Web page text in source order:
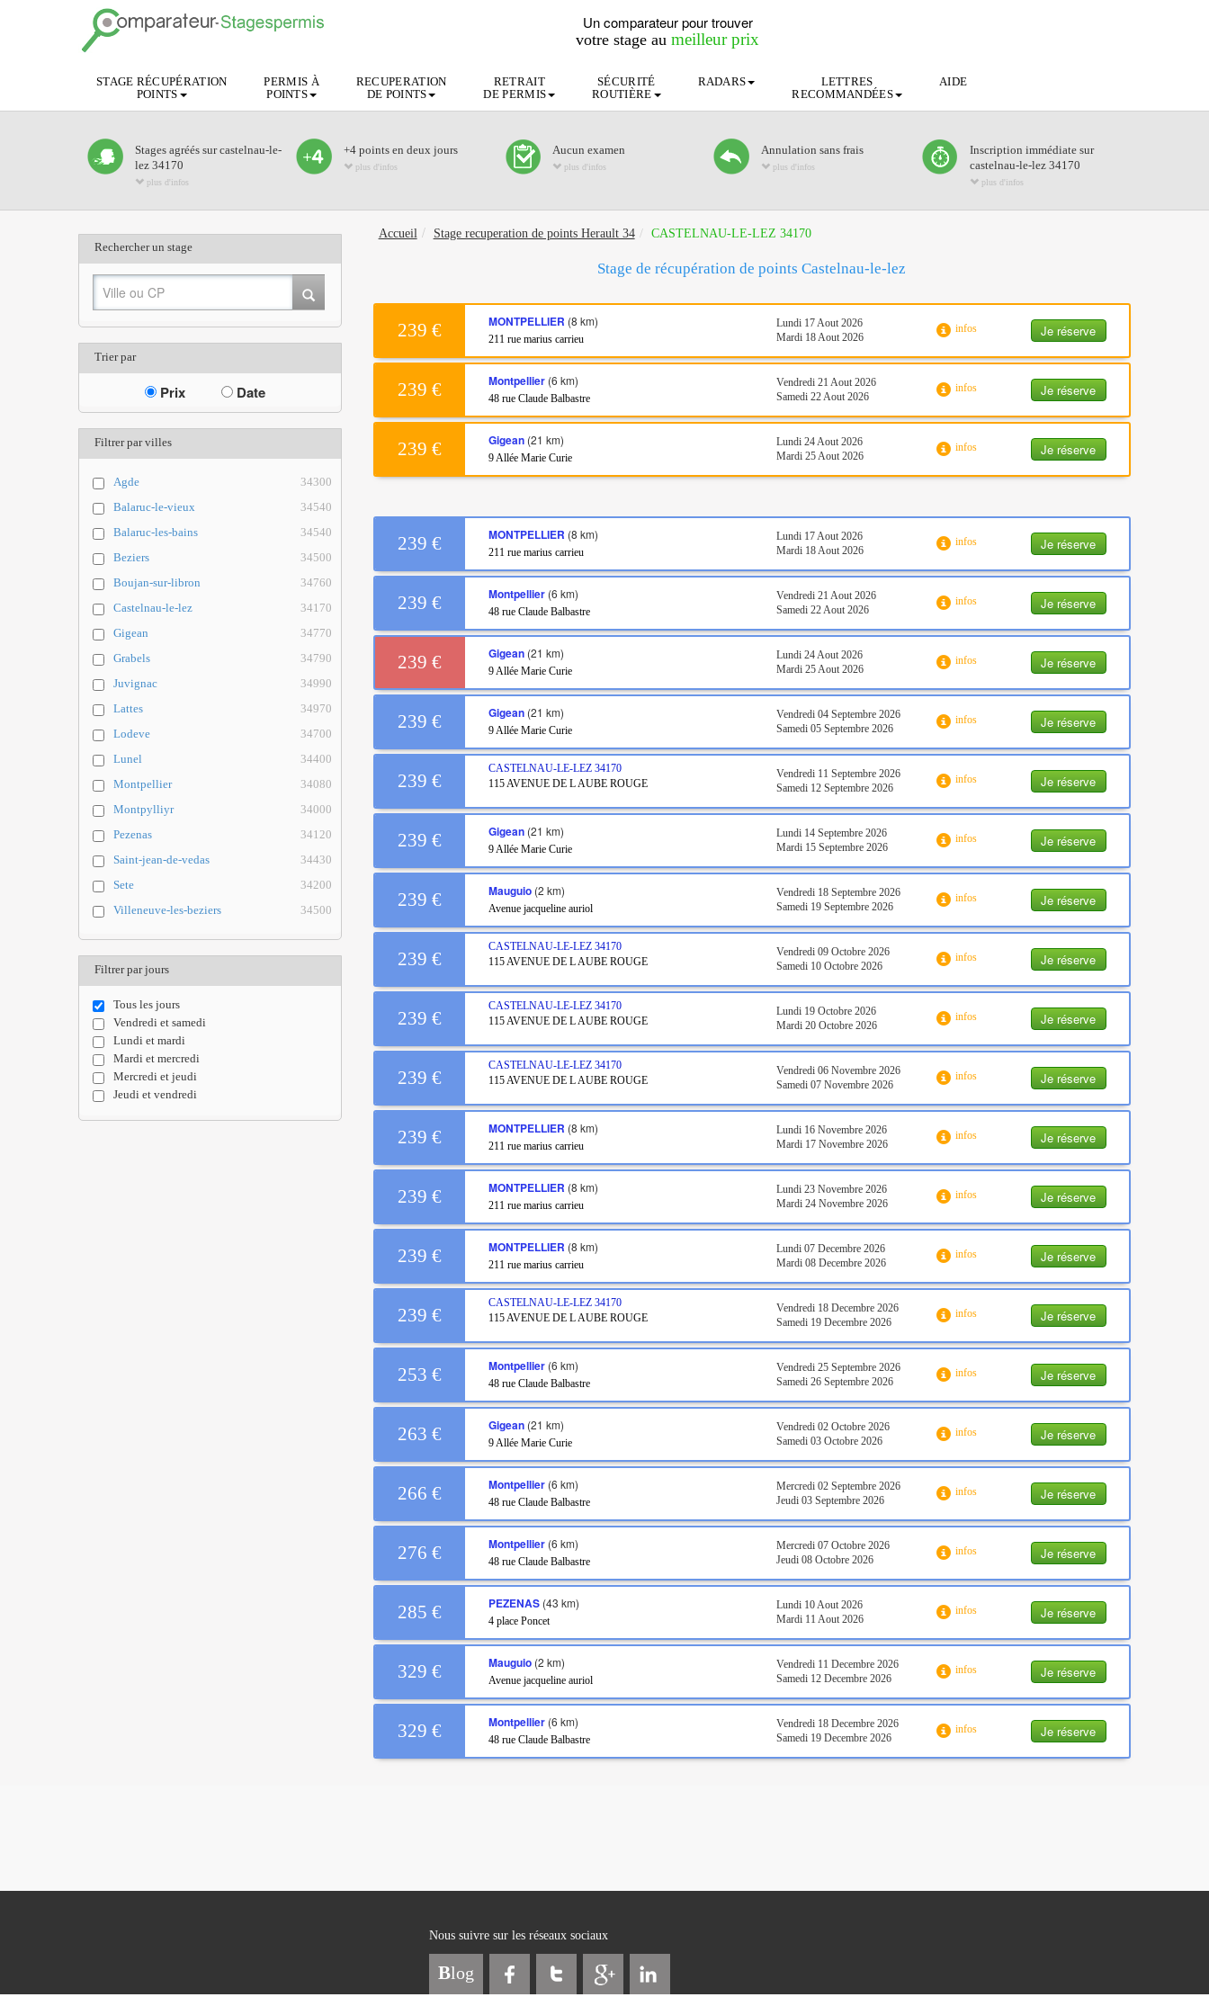
Un comparateur pour trouver
votre stage aumeilleur prix
STAGE RÉCUPÉRATION
POINTS
PERMIS À
POINTS
RECUPERATION
DE POINTS
RETRAIT
DE PERMIS
SÉCURITÉ
ROUTIÈRE
RADARS
LETTRES
RECOMMANDÉES
AIDE
Stages agréés sur castelnau-le-
lez 34170
plus d'infos
+4 points en deux jours
plus d'infos
Aucun examen
plus d'infos
Annulation sans frais
plus d'infos
Inscription immédiate sur
castelnau-le-lez 34170
plus d'infos
Rechercher un stage
Trier par
Prix Date
Filtrer par villes
Agde
34300
Balaruc-le-vieux
34540
Balaruc-les-bains
34540
Beziers
34500
Boujan-sur-libron
34760
Castelnau-le-lez
34170
Gigean
34770
Grabels
34790
Juvignac
34990
Lattes
34970
Lodeve
34700
Lunel
34400
Montpellier
34080
Montpylliyr
34000
Pezenas
34120
Saint-jean-de-vedas
34430
Sete
34200
Villeneuve-les-beziers
34500
Filtrer par jours
Tous les jours
Vendredi et samedi
Lundi et mardi
Mardi et mercredi
Mercredi et jeudi
Jeudi et vendredi
Accueil Stage recuperation de points Herault 34 CASTELNAU-LE-LEZ 34170
Stage de récupération de points Castelnau-le-lez
Je réserve
239 € MONTPELLIER (8 km)
211 rue marius carrieu
Lundi 17 Aout 2026
Mardi 18 Aout 2026
infos
Je réserve
239 € Montpellier(6 km)
48 rue Claude Balbastre
Vendredi 21 Aout 2026
Samedi 22 Aout 2026
infos
Je réserve
239 € Gigean(21 km)
9 Allée Marie Curie
Lundi 24 Aout 2026
Mardi 25 Aout 2026
infos
Je réserve
239 € MONTPELLIER (8 km)
211 rue marius carrieu
Lundi 17 Aout 2026
Mardi 18 Aout 2026
infos
Je réserve
239 € Montpellier(6 km)
48 rue Claude Balbastre
Vendredi 21 Aout 2026
Samedi 22 Aout 2026
infos
Je réserve
239 € Gigean(21 km)
9 Allée Marie Curie
Lundi 24 Aout 2026
Mardi 25 Aout 2026
infos
Je réserve
239 € Gigean(21 km)
9 Allée Marie Curie
Vendredi 04 Septembre 2026
Samedi 05 Septembre 2026
infos
Je réserve
239 €
CASTELNAU-LE-LEZ 34170
115 AVENUE DE L AUBE ROUGE
Vendredi 11 Septembre 2026
Samedi 12 Septembre 2026
infos
Je réserve
239 € Gigean(21 km)
9 Allée Marie Curie
Lundi 14 Septembre 2026
Mardi 15 Septembre 2026
infos
Je réserve
239 € Mauguio(2 km)
Avenue jacqueline auriol
Vendredi 18 Septembre 2026
Samedi 19 Septembre 2026
infos
Je réserve
239 €
CASTELNAU-LE-LEZ 34170
115 AVENUE DE L AUBE ROUGE
Vendredi 09 Octobre 2026
Samedi 10 Octobre 2026
infos
Je réserve
239 €
CASTELNAU-LE-LEZ 34170
115 AVENUE DE L AUBE ROUGE
Lundi 19 Octobre 2026
Mardi 20 Octobre 2026
infos
Je réserve
239 €
CASTELNAU-LE-LEZ 34170
115 AVENUE DE L AUBE ROUGE
Vendredi 06 Novembre 2026
Samedi 07 Novembre 2026
infos
Je réserve
239 € MONTPELLIER (8 km)
211 rue marius carrieu
Lundi 16 Novembre 2026
Mardi 17 Novembre 2026
infos
Je réserve
239 € MONTPELLIER (8 km)
211 rue marius carrieu
Lundi 23 Novembre 2026
Mardi 24 Novembre 2026
infos
Je réserve
239 € MONTPELLIER (8 km)
211 rue marius carrieu
Lundi 07 Decembre 2026
Mardi 08 Decembre 2026
infos
Je réserve
239 €
CASTELNAU-LE-LEZ 34170
115 AVENUE DE L AUBE ROUGE
Vendredi 18 Decembre 2026
Samedi 19 Decembre 2026
infos
Je réserve
253 € Montpellier(6 km)
48 rue Claude Balbastre
Vendredi 25 Septembre 2026
Samedi 26 Septembre 2026
infos
Je réserve
263 € Gigean(21 km)
9 Allée Marie Curie
Vendredi 02 Octobre 2026
Samedi 03 Octobre 2026
infos
Je réserve
266 € Montpellier(6 km)
48 rue Claude Balbastre
Mercredi 02 Septembre 2026
Jeudi 03 Septembre 2026
infos
Je réserve
276 € Montpellier(6 km)
48 rue Claude Balbastre
Mercredi 07 Octobre 2026
Jeudi 08 Octobre 2026
infos
Je réserve
285 € PEZENAS(43 km)
4 place Poncet
Lundi 10 Aout 2026
Mardi 11 Aout 2026
infos
Je réserve
329 € Mauguio(2 km)
Avenue jacqueline auriol
Vendredi 11 Decembre 2026
Samedi 12 Decembre 2026
infos
Je réserve
329 € Montpellier(6 km)
48 rue Claude Balbastre
Vendredi 18 Decembre 2026
Samedi 19 Decembre 2026
infos
Nous suivre sur les réseaux sociaux
Blog